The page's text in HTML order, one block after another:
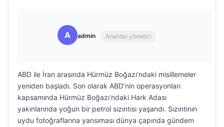
A admin Anahtar yönetici
ABD ile İran arasında Hürmüz Boğazı’ndaki misillemeler
yeniden başladı. Son olarak ABD’nin operasyonları
kapsamında Hürmüz Boğazı’ndaki Hark Adası
yakınlarında yoğun bir petrol sızıntısı yaşandı. Sızıntının
uydu fotoğraflarına yansıması dünya çapında gündem